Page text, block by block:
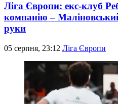
Ліга Європи: екс-клуб
компанію –
руки
05 серпня, 23:12 Ліга Європи